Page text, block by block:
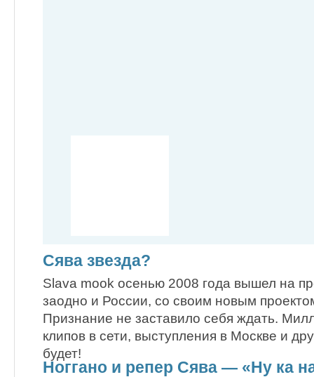
Сява звезда?
Slava mook осенью 2008 года вышел на
заодно и России, со своим новым
Признание не заставило себя ждать.
клипов в сети, выступления в Москве и
будет!
Ноггано и репер Сява — «Ну ка